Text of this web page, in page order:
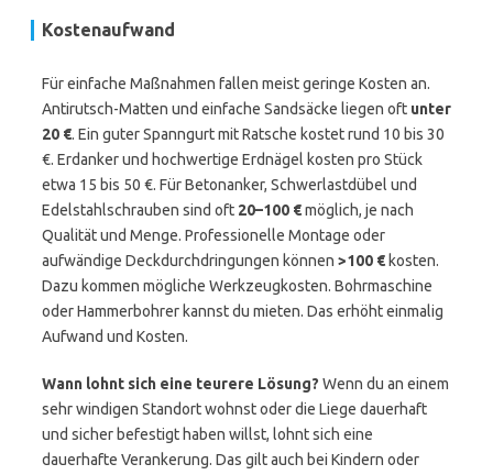
Kostenaufwand
Für einfache Maßnahmen fallen meist geringe Kosten an.
Antirutsch-Matten und einfache Sandsäcke liegen oft unter
20 €. Ein guter Spanngurt mit Ratsche kostet rund 10 bis 30
€. Erdanker und hochwertige Erdnägel kosten pro Stück
etwa 15 bis 50 €. Für Betonanker, Schwerlastdübel und
Edelstahlschrauben sind oft 20–100 €möglich, je nach
Qualität und Menge. Professionelle Montage oder
aufwändige Deckdurchdringungen können >100 € kosten.
Dazu kommen mögliche Werkzeugkosten. Bohrmaschine
oder Hammerbohrer kannst du mieten. Das erhöht einmalig
Aufwand und Kosten.
Wann lohnt sich eine teurere Lösung? Wenn du an einem
sehr windigen Standort wohnst oder die Liege dauerhaft
und sicher befestigt haben willst, lohnt sich eine
dauerhafte Verankerung. Das gilt auch bei Kindern oder